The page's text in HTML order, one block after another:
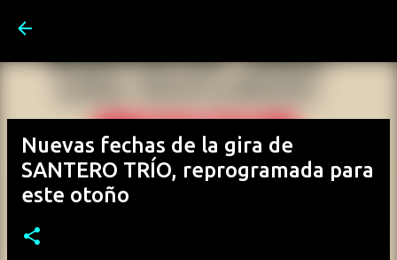
Nuevas fechas de la gira de
SANTERO TRÍO, reprogramada para
este otoño